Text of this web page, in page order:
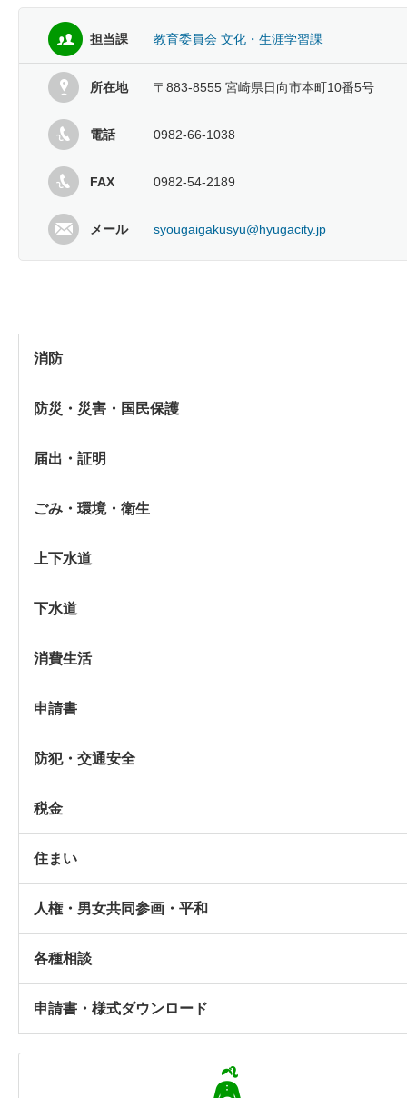
担当課 教育委員会 文化・生涯学習課
所在地 〒883-8555 宮崎県日向市本町10番5号
電話 0982-66-1038
FAX 0982-54-2189
メール syougaigakusyu@hyugacity.jp
消防
防災・災害・国民保護
届出・証明
ごみ・環境・衛生
上下水道
下水道
消費生活
申請書
防犯・交通安全
税金
住まい
人権・男女共同参画・平和
各種相談
申請書・様式ダウンロード